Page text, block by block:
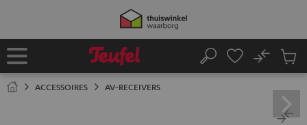
Home Zoeken
No
ACCESSOIRES AV-RECEIVERS